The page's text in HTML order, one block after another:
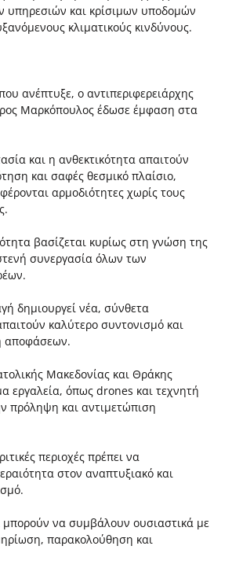
υπηρεσιών και κρίσιμων υποδομών
κλιματικούς κινδύνους.
ανέπτυξε, ο αντιπεριφερειάρχης
Μαρκόπουλος έδωσε έμφαση στα
και η ανθεκτικότητα απαιτούν
και σαφές θεσμικό πλαίσιο,
αρμοδιότητες χωρίς τους
βασίζεται κυρίως στη γνώση της
συνεργασία όλων των
δημιουργεί νέα, σύνθετα
καλύτερο συντονισμό και
αποφάσεων.
Μακεδονίας και Θράκης
εργαλεία, όπως drones και τεχνητή
πρόληψη και αντιμετώπιση
περιοχές πρέπει να
στον αναπτυξιακό και
μπορούν να συμβάλουν ουσιαστικά με
παρακολούθηση και